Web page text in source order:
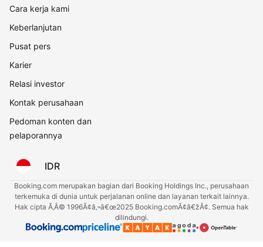
Cara kerja kami
Keberlanjutan
Pusat pers
Karier
Relasi investor
Kontak perusahaan
Pedoman konten dan
pelaporannya
IDR
Booking.com merupakan bagian dari Booking Holdings Inc., perusahaan
terkemuka di dunia untuk perjalanan online dan layanan terkait lainnya.
Hak cipta Ã‚Â© 1996Ã¢â‚¬â€œ2025 Booking.comÃ¢â€žÂ¢. Semua hak
dilindungi.